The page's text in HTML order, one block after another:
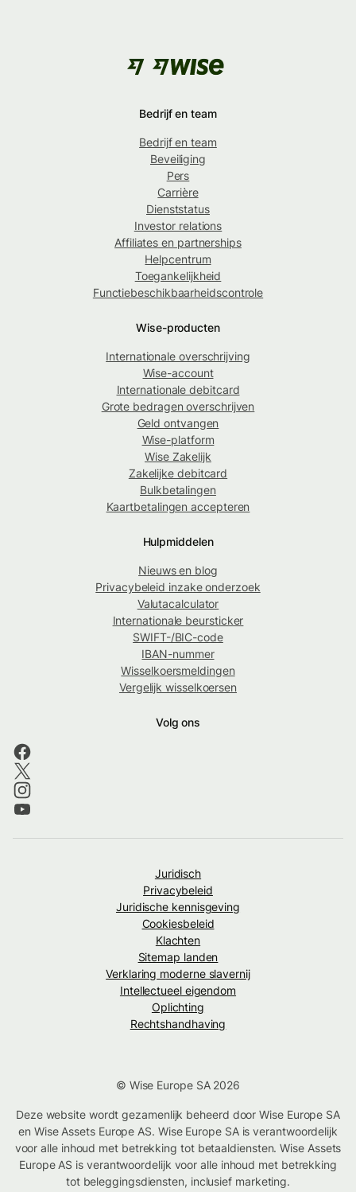
Bedrijf en team
Bedrijf en team
Beveiliging
Pers
Carrière
Dienststatus
Investor relations
Affiliates en partnerships
Helpcentrum
Toegankelijkheid
Functiebeschikbaarheidscontrole
Wise-producten
Internationale overschrijving
Wise-account
Internationale debitcard
Grote bedragen overschrijven
Geld ontvangen
Wise-platform
Wise Zakelijk
Zakelijke debitcard
Bulkbetalingen
Kaartbetalingen accepteren
Hulpmiddelen
Nieuws en blog
Privacybeleid inzake onderzoek
Valutacalculator
Internationale beursticker
SWIFT-/BIC-code
IBAN-nummer
Wisselkoersmeldingen
Vergelijk wisselkoersen
Volg ons
Juridisch
Privacybeleid
Juridische kennisgeving
Cookiesbeleid
Klachten
Sitemap landen
Verklaring moderne slavernij
Intellectueel eigendom
Oplichting
Rechtshandhaving
© Wise Europe SA 2026
Deze website wordt gezamenlijk beheerd door Wise Europe SA
en Wise Assets Europe AS. Wise Europe SA is verantwoordelijk
voor alle inhoud met betrekking tot betaaldiensten. Wise Assets
Europe AS is verantwoordelijk voor alle inhoud met betrekking
tot beleggingsdiensten, inclusief marketing.